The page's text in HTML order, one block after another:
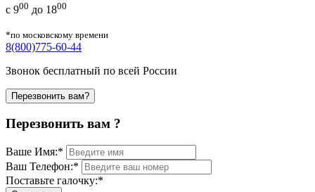
с 900 до 1800
*по московскому времени
8(800)775-60-44
Звонок бесплатный по всей России
Перезвонить вам?
Перезвонить вам ?
Ваше Имя:*
Ваш Телефон:*
Поставьте галочку:*